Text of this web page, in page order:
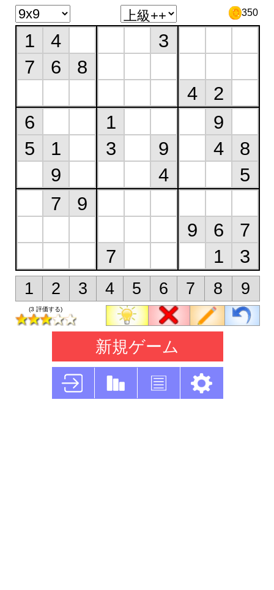
350
1
4
7
6 8
3
4
2
6
5
1
9
1
3
9
4
9
4
8
5
7
9
7
9 6
7
1
3
1 2 3 4 5 6 7 8 9
(3 評価する)
新規ゲーム